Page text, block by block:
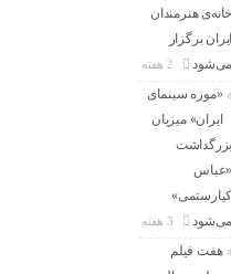
خانه‌ی هنرمندان
ایران برگزار
می‌شود
«موزه سینمای
ایران» میزبان
بزرگداشت
«عباس
کیارستمی»
می‌شود
هفت فیلم